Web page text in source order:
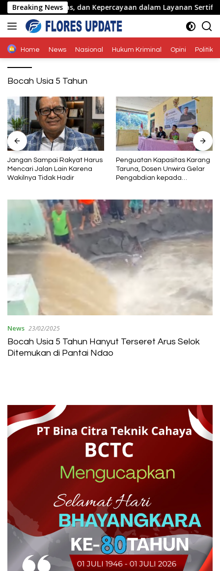
Langsung
ke
konten
Breaking News
Integritas, dan Kepercayaan dalam Layanan Sertifikasi
Home News Nasional Hukum Kriminal Opini Politik
Bocah Usia 5 Tahun
Jangan Sampai Rakyat Harus
Mencari Jalan Lain Karena
Wakilnya Tidak Hadir
Penguatan Kapasitas Karang
Taruna, Dosen Unwira Gelar
Pengabdian kepada
News 23/02/2025
Bocah Usia 5 Tahun Hanyut Terseret Arus Selok
Ditemukan di Pantai Ndao